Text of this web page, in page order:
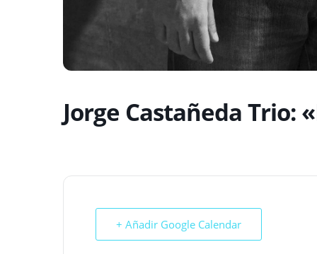
Jorge Castañeda Trio:
+ Añadir Google Calendar